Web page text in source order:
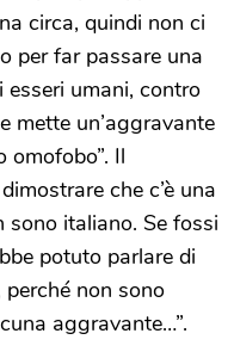
circa, quindi non ci
per far passare una
umani, contro
mette un’aggravante
Il
che c’è una
sono italiano. Se fossi
potuto parlare di
non sono
aggravante…”.